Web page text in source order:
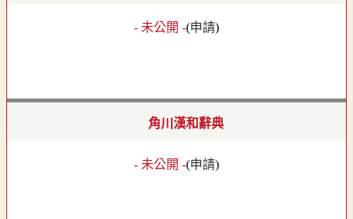
- 未公開 -(申請)
角川漢和辭典
- 未公開 -(申請)